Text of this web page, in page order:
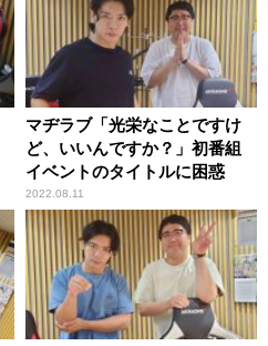
マヂラブ「光栄なことですけ
ど、いいんですか？」初番組
イベントのタイトルに困惑
2022.08.11